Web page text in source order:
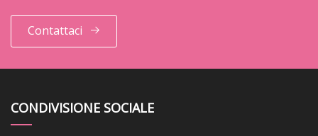
Contattaci
CONDIVISIONE SOCIALE